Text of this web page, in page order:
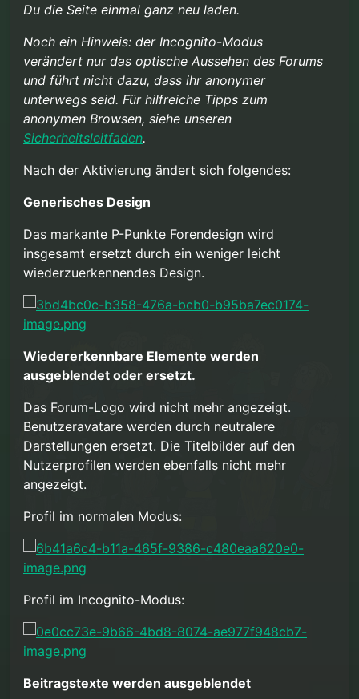
Du die Seite einmal ganz neu laden.
Noch ein Hinweis: der Incognito-Modus
verändert nur das optische Aussehen des Forums
und führt nicht dazu, dass ihr anonymer
unterwegs seid. Für hilfreiche Tipps zum
anonymen Browsen, siehe unseren
Sicherheitsleitfaden.
Nach der Aktivierung ändert sich folgendes:
Generisches Design
Das markante P-Punkte Forendesign wird
insgesamt ersetzt durch ein weniger leicht
wiederzuerkennendes Design.
Wiedererkennbare Elemente werden
ausgeblendet oder ersetzt.
Das Forum-Logo wird nicht mehr angezeigt.
Benutzeravatare werden durch neutralere
Darstellungen ersetzt. Die Titelbilder auf den
Nutzerprofilen werden ebenfalls nicht mehr
angezeigt.
Profil im normalen Modus:
Profil im Incognito-Modus:
Beitragstexte werden ausgeblendet